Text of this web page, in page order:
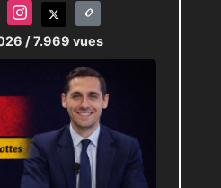
/ 7.969 vues